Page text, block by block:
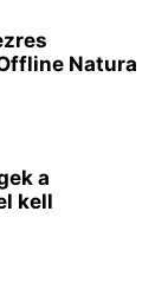
Natura
a
kell